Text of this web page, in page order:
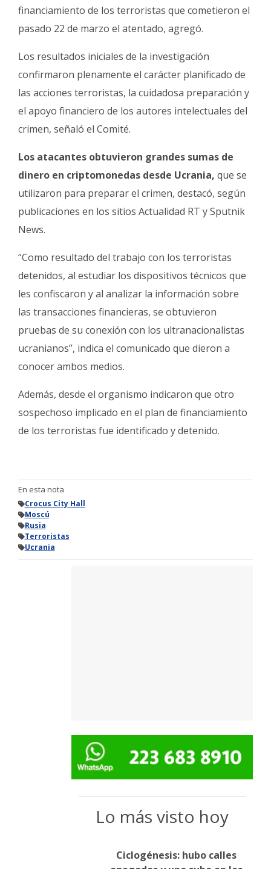
financiamiento de los terroristas que cometieron el
pasado 22 de marzo el atentado, agregó.
Los resultados iniciales de la investigación
confirmaron plenamente el carácter planificado de
las acciones terroristas, la cuidadosa preparación y
el apoyo financiero de los autores intelectuales del
crimen, señaló el Comité.
Los atacantes obtuvieron grandes sumas de
dinero en criptomonedas desde Ucrania, que se
utilizaron para preparar el crimen, destacó, según
publicaciones en los sitios Actualidad RT y Sputnik
News.
“Como resultado del trabajo con los terroristas
detenidos, al estudiar los dispositivos técnicos que
les confiscaron y al analizar la información sobre
las transacciones financieras, se obtuvieron
pruebas de su conexión con los ultranacionalistas
ucranianos”, indica el comunicado que dieron a
conocer ambos medios.
Además, desde el organismo indicaron que otro
sospechoso implicado en el plan de financiamiento
de los terroristas fue identificado y detenido.
En esta nota
Crocus City Hall
Moscú
Rusia
Terroristas
Ucrania
Lo más visto hoy
Ciclogénesis: hubo calles